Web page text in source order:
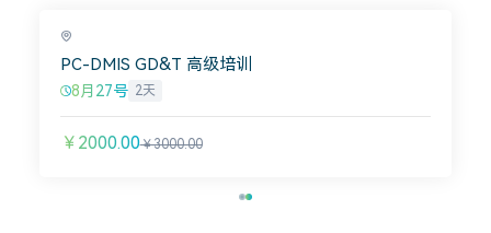
PC-DMIS GD&T 高级培训
8月27号 2天
￥2000.00￥3000.00